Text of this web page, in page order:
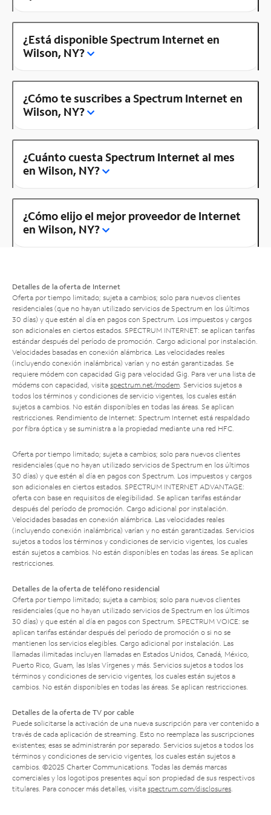
¿Está disponible Spectrum Internet en
Wilson, NY?
¿Cómo te suscribes a Spectrum Internet en
Wilson, NY?
¿Cuánto cuesta Spectrum Internet al mes
en Wilson, NY?
¿Cómo elijo el mejor proveedor de Internet
en Wilson, NY?
Detalles de la oferta de Internet
Oferta por tiempo limitado; sujeta a cambios; solo para nuevos clientes
residenciales (que no hayan utilizado servicios de Spectrum en los últimos
30 días) y que estén al día en pagos con Spectrum. Los impuestos y cargos
son adicionales en ciertos estados. SPECTRUM INTERNET: se aplican tarifas
estándar después del período de promoción. Cargo adicional por instalación.
Velocidades basadas en conexión alámbrica. Las velocidades reales
(incluyendo conexión inalámbrica) varían y no están garantizadas. Se
requiere módem con capacidad Gig para velocidad Gig. Para ver una lista de
módems con capacidad, visita spectrum.net/modem . Servicios sujetos a
todos los términos y condiciones de servicio vigentes, los cuales están
sujetos a cambios. No están disponibles en todas las áreas. Se aplican
restricciones. Rendimiento de Internet: Spectrum Internet está respaldado
por fibra óptica y se suministra a la propiedad mediante una red HFC.
Oferta por tiempo limitado; sujeta a cambios; solo para nuevos clientes
residenciales (que no hayan utilizado servicios de Spectrum en los últimos
30 días) y que estén al día en pagos con Spectrum. Los impuestos y cargos
son adicionales en ciertos estados. SPECTRUM INTERNET ADVANTAGE:
oferta con base en requisitos de elegibilidad. Se aplican tarifas estándar
después del período de promoción. Cargo adicional por instalación.
Velocidades basadas en conexión alámbrica. Las velocidades reales
(incluyendo conexión inalámbrica) varían y no están garantizadas. Servicios
sujetos a todos los términos y condiciones de servicio vigentes, los cuales
están sujetos a cambios. No están disponibles en todas las áreas. Se aplican
restricciones.
Detalles de la oferta de teléfono residencial
Oferta por tiempo limitado; sujeta a cambios; solo para nuevos clientes
residenciales (que no hayan utilizado servicios de Spectrum en los últimos
30 días) y que estén al día en pagos con Spectrum. SPECTRUM VOICE: se
aplican tarifas estándar después del período de promoción o si no se
mantienen los servicios elegibles. Cargo adicional por instalación. Las
llamadas ilimitadas incluyen llamadas en Estados Unidos, Canadá, México,
Puerto Rico, Guam, las Islas Vírgenes y más. Servicios sujetos a todos los
términos y condiciones de servicio vigentes, los cuales están sujetos a
cambios. No están disponibles en todas las áreas. Se aplican restricciones.
Detalles de la oferta de TV por cable
Puede solicitarse la activación de una nueva suscripción para ver contenido a
través de cada aplicación de streaming. Esto no reemplaza las suscripciones
existentes; esas se administrarán por separado. Servicios sujetos a todos los
términos y condiciones de servicio vigentes, los cuales están sujetos a
cambios. ©2025 Charter Communications. Todas las demás marcas
comerciales y los logotipos presentes aquí son propiedad de sus respectivos
titulares. Para conocer más detalles, visita spectrum.com/disclosures